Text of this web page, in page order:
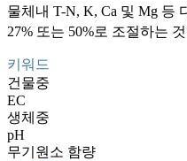
물체내 T-N, K, Ca 및 Mg 등
27% 또는 50%로 조절하는
키워드
건물중
EC
생체중
pH
무기원소 함량